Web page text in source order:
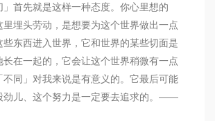
」首先就是这样一种态度。你心里想的
里埋头劳动，是想要为这个世界做出一点
些东西进入世界，它和世界的某些切面是
长在一起的，它会让这个世界稍微有一点
不同」对我来说是有意义的。它最后可能
劲儿、这个努力是一定要去追求的。——